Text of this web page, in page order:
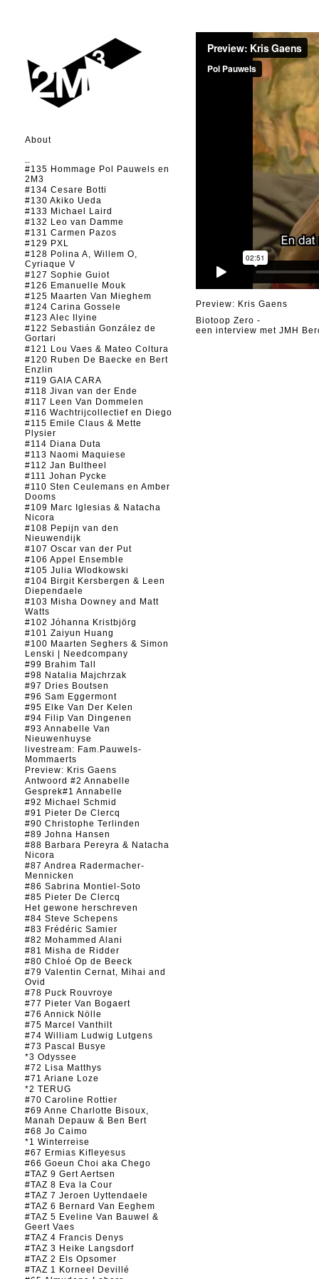
About
#135 Hommage Pol Pauwels en
2M3
#134 Cesare Botti
#130 Akiko Ueda
#133 Michael Laird
#132 Leo van Damme
#131 Carmen Pazos
#129 PXL
#128 Polina A, Willem O,
Cyriaque V
#127 Sophie Guiot
#126 Emanuelle Mouk
#125 Maarten Van Mieghem
#124 Carina Gossele
#123 Alec Ilyine
#122 Sebastián González de
Gortari
#121 Lou Vaes & Mateo Coltura
#120 Ruben De Baecke en Bert
Enzlin
#119 GAIA CARA
#118 Jivan van der Ende
#117 Leen Van Dommelen
#116 Wachtrijcollectief en Diego
#115 Emile Claus & Mette
Plysier
#114 Diana Duta
#113 Naomi Maquiese
#112 Jan Bultheel
#111 Johan Pycke
#110 Sten Ceulemans en Amber
Dooms
#109 Marc Iglesias & Natacha
Nicora
#108 Pepijn van den
Nieuwendijk
#107 Oscar van der Put
#106 Appel Ensemble
#105 Julia Wlodkowski
#104 Birgit Kersbergen & Leen
Diependaele
#103 Misha Downey and Matt
Watts
#102 Jóhanna Kristbjörg
#101 Zaiyun Huang
#100 Maarten Seghers & Simon
Lenski | Needcompany
#99 Brahim Tall
#98 Natalia Majchrzak
#97 Dries Boutsen
#96 Sam Eggermont
#95 Elke Van Der Kelen
#94 Filip Van Dingenen
#93 Annabelle Van
Nieuwenhuyse
livestream: Fam.Pauwels-
Mommaerts
Preview: Kris Gaens
Antwoord #2 Annabelle
Gesprek#1 Annabelle
#92 Michael Schmid
#91 Pieter De Clercq
#90 Christophe Terlinden
#89 Johna Hansen
#88 Barbara Pereyra & Natacha
Nicora
#87 Andrea Radermacher-
Mennicken
#86 Sabrina Montiel-Soto
#85 Pieter De Clercq
Het gewone herschreven
#84 Steve Schepens
#83 Frédéric Samier
#82 Mohammed Alani
#81 Misha de Ridder
#80 Chloé Op de Beeck
#79 Valentin Cernat, Mihai and
Ovid
#78 Puck Rouvroye
#77 Pieter Van Bogaert
#76 Annick Nölle
#75 Marcel Vanthilt
#74 William Ludwig Lutgens
#73 Pascal Busye
*3 Odyssee
#72 Lisa Matthys
#71 Ariane Loze
*2 TERUG
#70 Caroline Rottier
#69 Anne Charlotte Bisoux,
Manah Depauw & Ben Bert
#68 Jo Caimo
*1 Winterreise
#67 Ermias Kifleyesus
#66 Goeun Choi aka Chego
#TAZ 9 Gert Aertsen
#TAZ 8 Eva la Cour
#TAZ 7 Jeroen Uyttendaele
#TAZ 6 Bernard Van Eeghem
#TAZ 5 Eveline Van Bauwel &
Geert Vaes
#TAZ 4 Francis Denys
#TAZ 3 Heike Langsdorf
#TAZ 2 Els Opsomer
#TAZ 1 Korneel Devillé
Preview: Kris Gaens
Biotoop Zero -
een interview met JMH